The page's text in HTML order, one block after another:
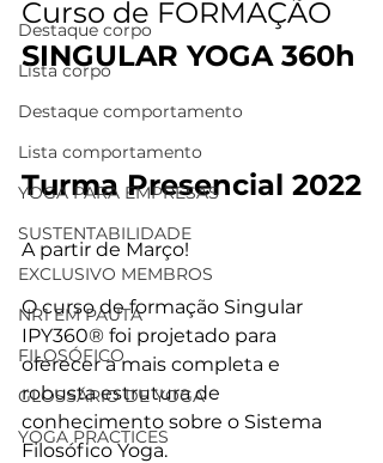
Destaque corpo
Lista corpo
Destaque comportamento
Lista comportamento
YOGA PARA EMPRESAS
SUSTENTABILIDADE
EXCLUSIVO MEMBROS
NR1 EM PAUTA
FILOSÓFICO
GLOSSÁRIO DE YOGA
YOGA PRACTICES
Curso de FORMAÇÃO
SINGULAR YOGA 360h
Turma Presencial 2022
A partir de Março!
O curso de formação Singular
IPY360® foi projetado para
oferecer a mais completa e
robusta estrutura de
conhecimento sobre o Sistema
Filosófico Yoga.